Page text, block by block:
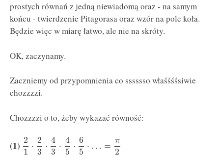
prostych równań z jedną niewiadomą oraz - na samym
końcu - twierdzenie Pitagorasa oraz wzór na pole koła.
Będzie więc w miarę łatwo, ale nie na skróty.
OK, zaczynamy.
Zaczniemy od przypomnienia co sssssso właśśśśsiwie
chozzzzi.
Chozzzzi o to, żeby wykazać równość:
(1) 2
1
⋅
2
3
⋅
4
3
⋅
4
5
⋅
6
5
⋅ … =
π
2